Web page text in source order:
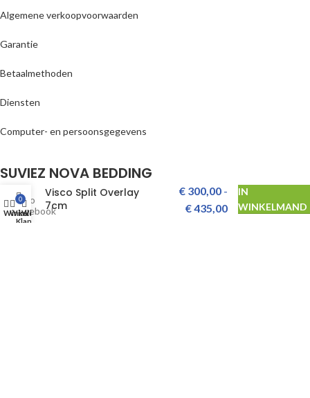
Algemene verkoopvoorwaarden
Garantie
Betaalmethoden
Diensten
Computer- en persoonsgegevens
SUVIEZ NOVA BEDDING
Facebook
Visco Split Overlay
7cm
€300,00 -
€435,00
IN
WINKELMAND
Winkel
0
Winkelwagen
Klantenservice
WhatsApp